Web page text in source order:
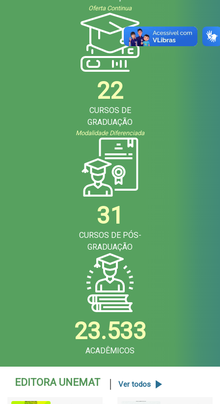
Oferta Continua
22
CURSOS DE
GRADUAÇÃO
Modalidade Diferenciada
31
CURSOS DE PÓS-
GRADUAÇÃO
23.533
ACADÊMICOS
EDITORA UNEMAT Ver todos